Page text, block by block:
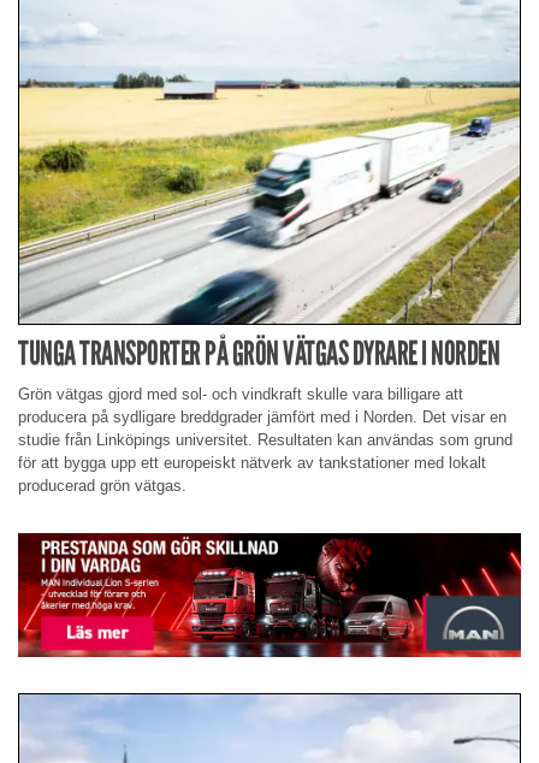
TUNGA TRANSPORTER PÅ GRÖN VÄTGAS DYRARE I NORDEN
Grön vätgas gjord med sol- och vindkraft skulle vara billigare att
producera på sydligare breddgrader jämfört med i Norden. Det visar en
studie från Linköpings universitet. Resultaten kan användas som grund
för att bygga upp ett europeiskt nätverk av tankstationer med lokalt
producerad grön vätgas.